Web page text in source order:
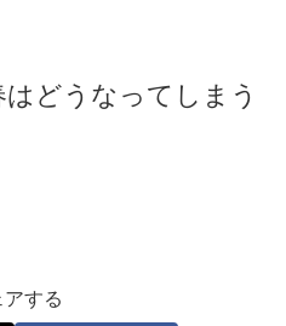
どうなってしまう
アする